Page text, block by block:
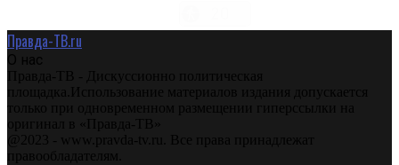
Правда-ТВ.ru
О нас
Правда-ТВ - Дискуссионно политическая
площадка.Использование материалов издания допускается
только при одновременном размещении гиперссылки на
оригинал в «Правда-ТВ»
@2023 - www.pravda-tv.ru. Все права принадлежат
правообладателям.